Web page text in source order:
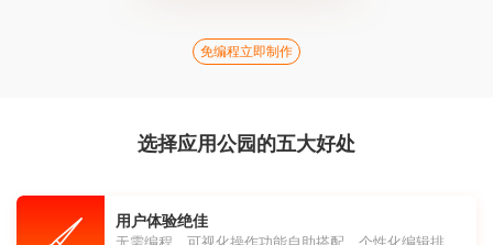
免编程立即制作
选择应用公园的五大好处
用户体验绝佳